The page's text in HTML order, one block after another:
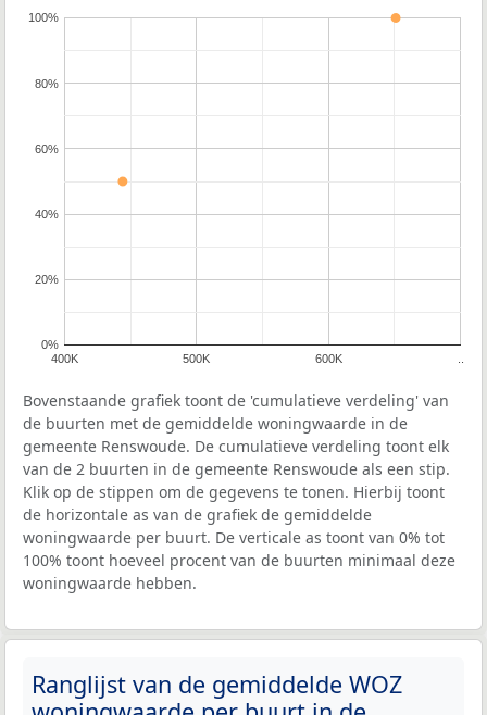
400K 500K 600K
0%
20%
40%
60%
80%
100%
Bovenstaande grafiek toont de 'cumulatieve verdeling' van
de buurten met de gemiddelde woningwaarde in de
gemeente Renswoude. De cumulatieve verdeling toont elk
van de 2 buurten in de gemeente Renswoude als een stip.
Klik op de stippen om de gegevens te tonen. Hierbij toont
de horizontale as van de grafiek de gemiddelde
woningwaarde per buurt. De verticale as toont van 0% tot
100% toont hoeveel procent van de buurten minimaal deze
woningwaarde hebben.
Ranglijst van de gemiddelde WOZ